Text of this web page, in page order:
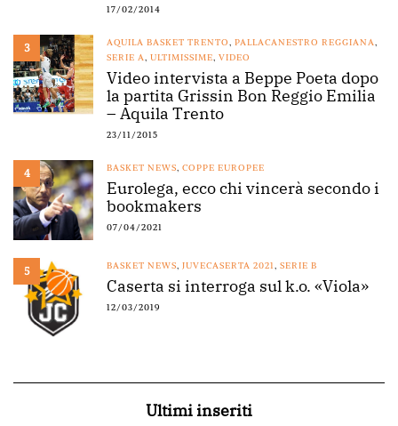
17/02/2014
3 AQUILA BASKET TRENTO, PALLACANESTRO REGGIANA,
SERIE A, ULTIMISSIME, VIDEO
Video intervista a Beppe Poeta dopo
la partita Grissin Bon Reggio Emilia
– Aquila Trento
23/11/2015
4 BASKET NEWS, COPPE EUROPEE
Eurolega, ecco chi vincerà secondo i
bookmakers
07/04/2021
5 BASKET NEWS, JUVECASERTA 2021, SERIE B
Caserta si interroga sul k.o. «Viola»
12/03/2019
Ultimi inseriti